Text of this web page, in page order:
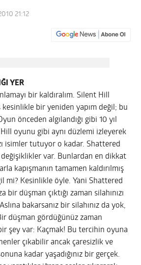
21:12
YER
bir kaldıralım. Silent Hill
bir yeniden yapım değil; bu
önceden algılandığı gibi 10 yıl
oyunu gibi aynı düzlemi izleyerek
isimler tutuyor o kadar. Shattered
değişiklikler var. Bunlardan en dikkat
kapışmanın tamamen kaldırılmış
mi? Kesinlikle öyle. Yani Shattered
bir düşman çıktığı zaman silahınızı
bakarsanız bir silahınız da yok,
düşman gördüğünüz zaman
şey var: Kaçmak! Bu tercihin oyuna
çıkabilir ancak çaresizlik ve
kadar yaşadığınız bir gerçek.